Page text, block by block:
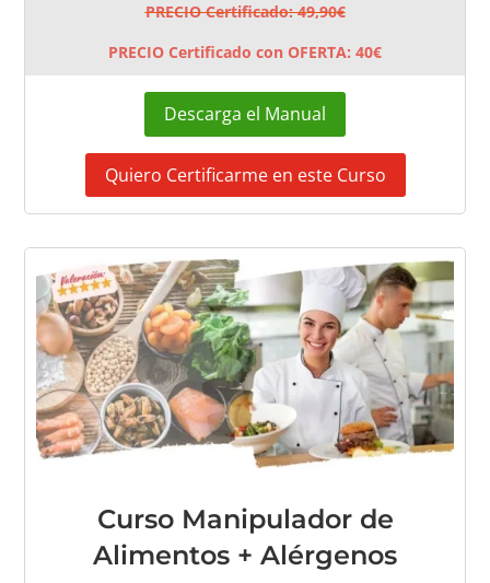
PRECIO Certificado: 49,90€
PRECIO Certificado con OFERTA: 40€
Descarga el Manual
Quiero Certificarme en este Curso
Curso Manipulador de
Alimentos + Alérgenos